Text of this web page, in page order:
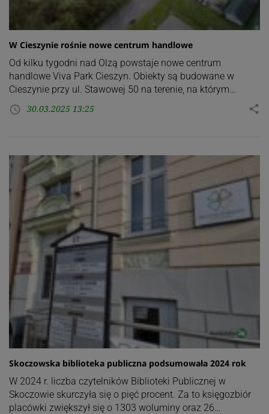
W Cieszynie rośnie nowe centrum handlowe
Od kilku tygodni nad Olzą powstaje nowe centrum
handlowe Viva Park Cieszyn. Obiekty są budowane w
Cieszynie przy ul. Stawowej 50 na terenie, na którym…
access_time 30.03.2025 13:25 share
Skoczowska biblioteka publiczna podsumowała 2024 rok
W 2024 r. liczba czytelników Biblioteki Publicznej w
Skoczowie skurczyła się o pięć procent. Za to księgozbiór
placówki zwiększył się o 1303 woluminy oraz 26…